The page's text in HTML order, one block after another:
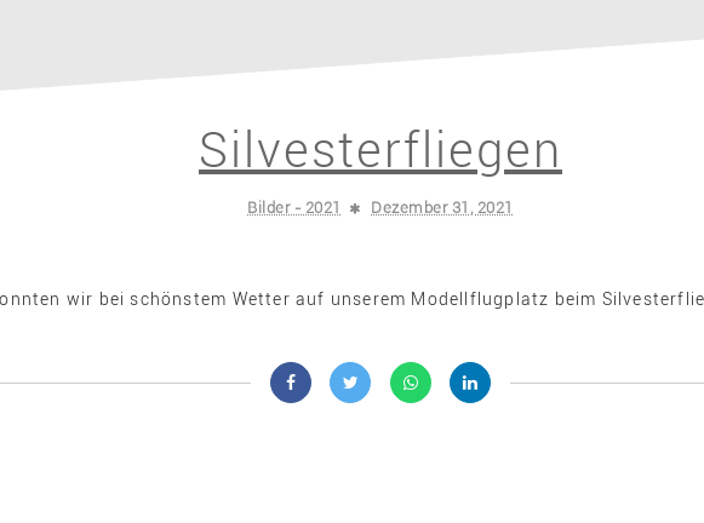
Silvesterfliegen
Bilder - 2021 Dezember 31, 2021
wir bei schönstem Wetter auf unserem Modellflugplatz beim